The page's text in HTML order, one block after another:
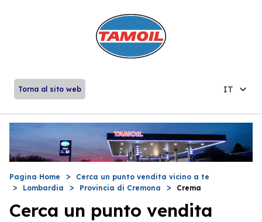
Torna al sito web IT
Pagina Home
Cerca un punto vendita vicino a te
Lombardia
Provincia di Cremona Crema
Cerca un punto vendita